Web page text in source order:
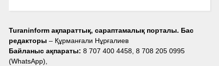
Turaninform ақпараттық, сараптамалық порталы. Бас
редакторы – Құрманғали Нұрғалиев
Байланыс ақпараты: 8 707 400 4458, 8 708 205 0995
(WhatsApp),